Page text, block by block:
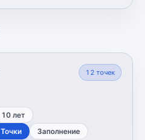
12 точек
10 лет
Точки Заполнение